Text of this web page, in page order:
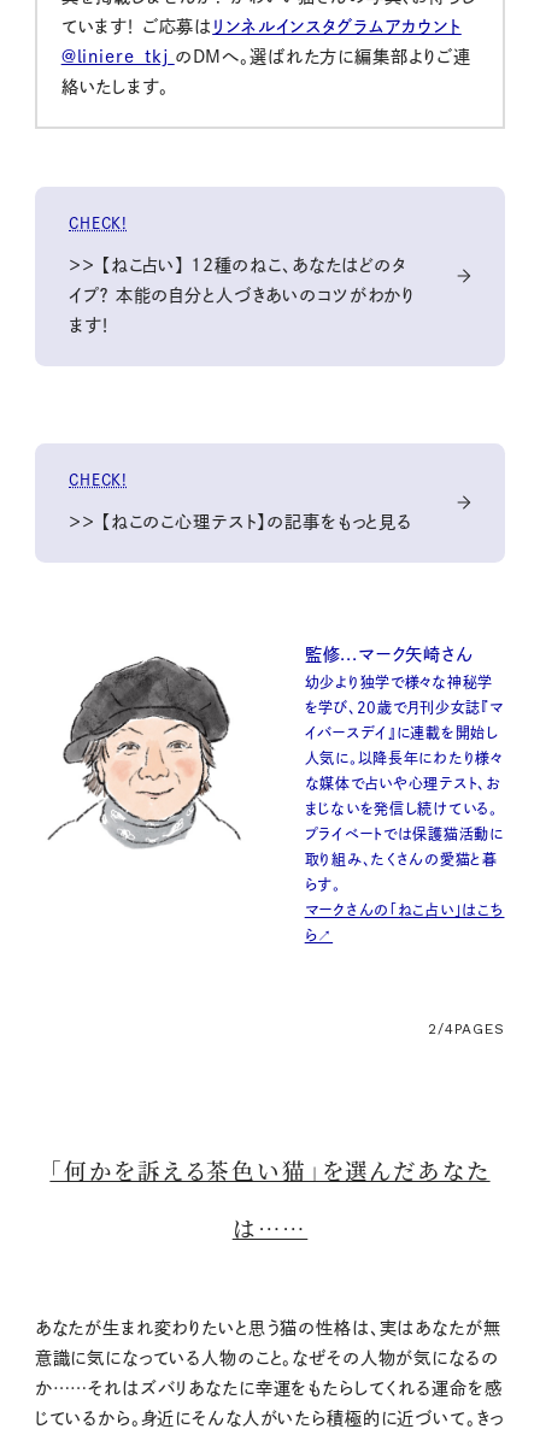
ています！ ご応募は リンネルインスタグラムアカウント
@liniere_tkj のDMへ。選ばれた方に編集部よりご連
絡いたします。
CHECK!
＞＞ 【ねこ占い】 12種のねこ、あなたはどのタ
イプ？ 本能の自分と人づきあいのコツがわかり
ます！
CHECK!
＞＞ 【ねこのこ心理テスト】の記事をもっと見る
監修...マーク矢崎さん
幼少より独学で様々な神秘学
を学び、20歳で月刊少女誌『マ
イバースデイ』に連載を開始し
人気に。以降長年にわたり様々
な媒体で占いや心理テスト、お
まじないを発信し続けている。
プライベートでは保護猫活動に
取り組み、たくさんの愛猫と暮
らす。
マークさんの「ねこ占い」はこち
ら↗
2/4PAGES
「何かを訴える茶色い猫」を選んだあなた
は……
あなたが生まれ変わりたいと思う猫の性格は、実はあなたが無
意識に気になっている人物のこと。なぜその人物が気になるの
か……それはズバリあなたに幸運をもたらしてくれる運命を感
じているから。身近にそんな人がいたら積極的に近づいて。きっ